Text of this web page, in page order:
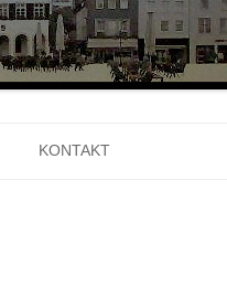
KONTAKT